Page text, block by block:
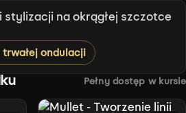
ondulacji
Pełny dostęp w kursie